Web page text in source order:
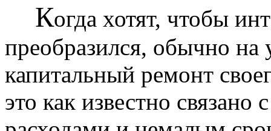
Когда хотят, чтобы
преобразился, обычно на
капитальный ремонт
это как известно